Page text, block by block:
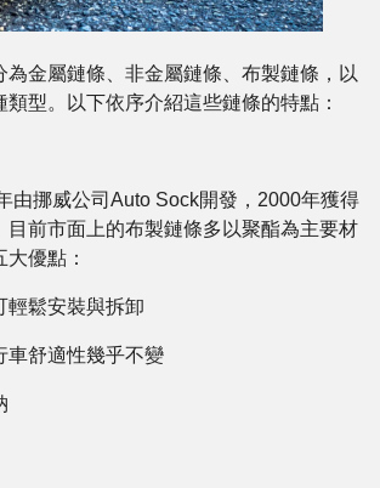
為金屬鏈條、非金屬鏈條、布製鏈條，以
類型。以下依序介紹這些鏈條的特點：
由挪威公司Auto Sock開發，2000年獲得
目前市面上的布製鏈條多以聚酯為主要材
優點：
輕鬆安裝與拆卸
車舒適性幾乎不變